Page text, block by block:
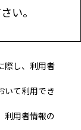
い。
際し、利用者
いて利用でき
利用者情報の